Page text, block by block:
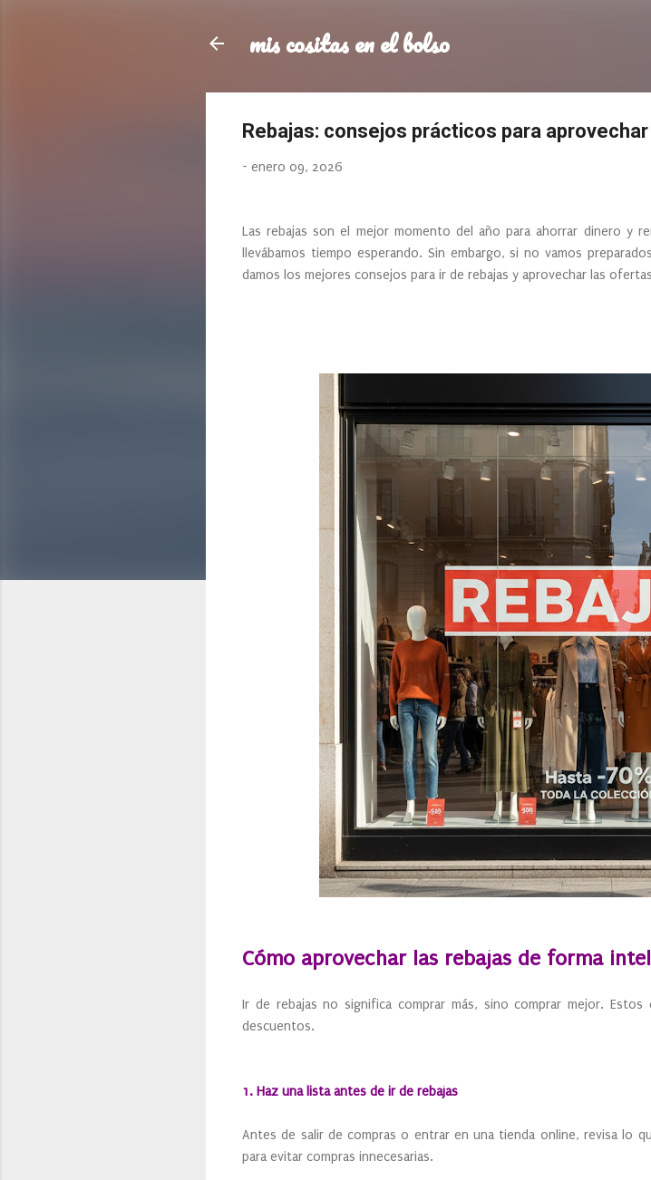
mis cositas en el bolso
Rebajas: consejos prácticos para
- enero 09, 2026
Las rebajas son el mejor momento del año para ahorrar dinero y
llevábamos tiempo esperando. Sin embargo, si no vamos
damos los mejores consejos para ir de rebajas y aprovechar las
Cómo aprovechar las rebajas de forma
Ir de rebajas no significa comprar más, sino comprar mejor.
descuentos.
1. Haz una lista antes de ir de rebajas
Antes de salir de compras o entrar en una tienda online, revisa lo
para evitar compras innecesarias.